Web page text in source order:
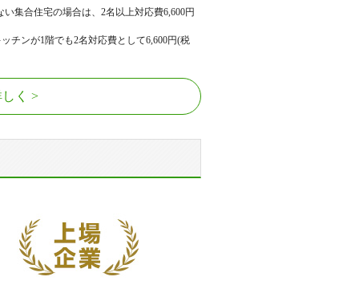
集合住宅の場合は、2名以上対応費6,600円
チンが1階でも2名対応費として6,600円(税
く